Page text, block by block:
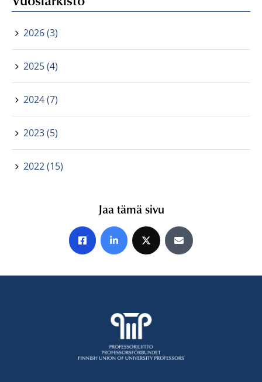
2026 (3)
2025 (4)
2024 (7)
2023 (5)
2022 (15)
Jaa tämä sivu
Jaa Facebookissa
Jaa LinkedInissä
Jaa X:ssäJaa sähköpostitse